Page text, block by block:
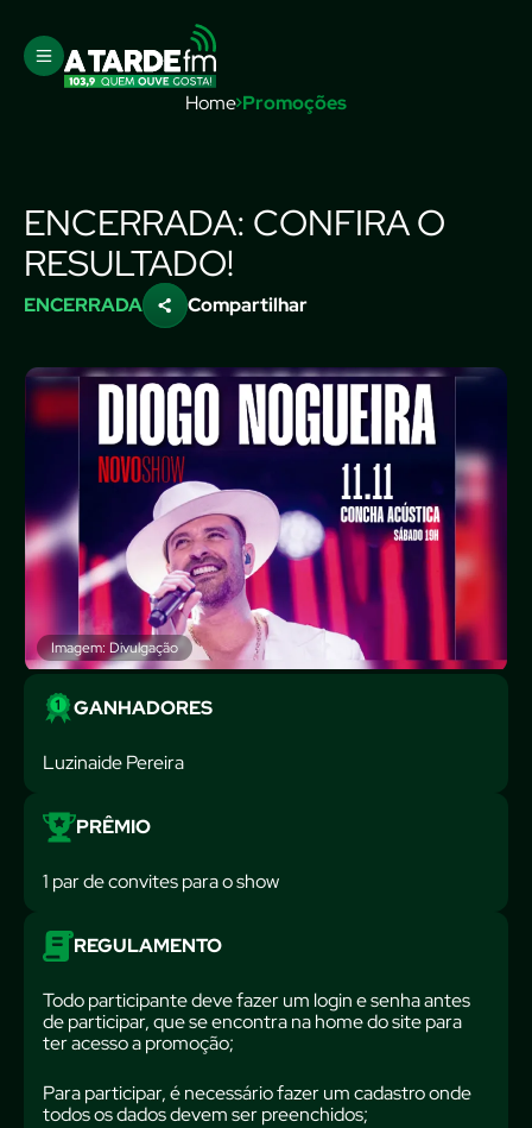
Home Promoções
ENCERRADA: CONFIRA O
RESULTADO!
ENCERRADA Compartilhar
Imagem: Divulgação
GANHADORES
Luzinaide Pereira
PRÊMIO
1 par de convites para o show
REGULAMENTO
Todo participante deve fazer um login e senha antes
de participar, que se encontra na home do site para
ter acesso a promoção;
Para participar, é necessário fazer um cadastro onde
todos os dados devem ser preenchidos;